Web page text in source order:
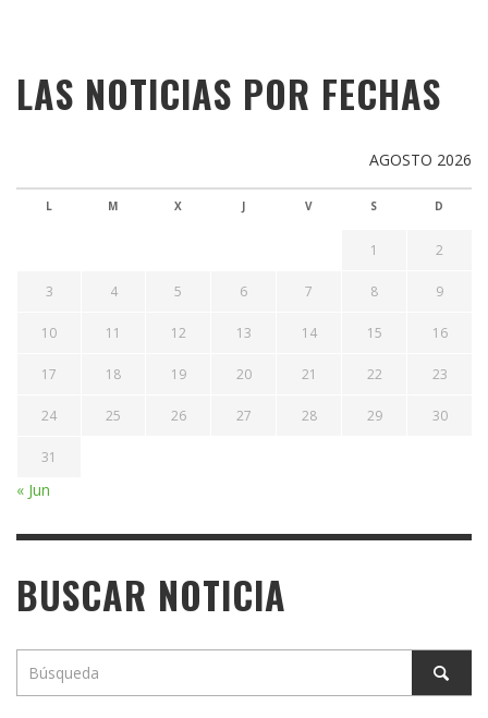
LAS NOTICIAS POR FECHAS
AGOSTO 2026
L M X J V S D
1 2
3 4 5 6 7 8 9
10 11 12 13 14 15 16
17 18 19 20 21 22 23
24 25 26 27 28 29 30
31
« Jun
BUSCAR NOTICIA